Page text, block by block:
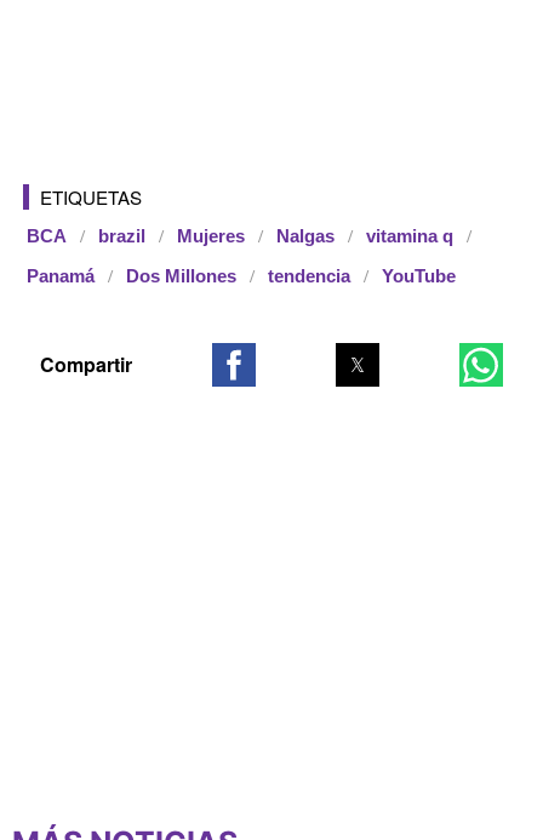
ETIQUETAS
BCA brazil Mujeres Nalgas vitamina q
Panamá Dos Millones tendencia YouTube